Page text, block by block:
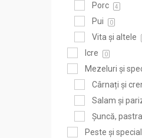
Porc 4
Pui 0
Vita și altele
Icre 0
Mezeluri și
Cârnați și
Salam și
Șuncă,
Peste și